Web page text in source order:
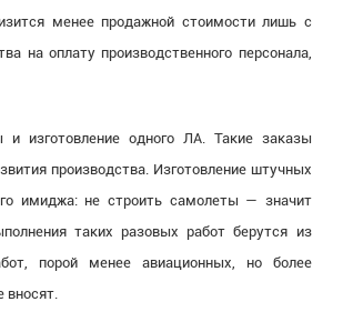
менее продажной стоимости лишь с
на оплату производственного персонала,
и изготовление одного ЛА. Такие заказы
производства. Изготовление штучных
имиджа: не строить самолеты — значит
таких разовых работ берутся из
порой менее авиационных, но более
вносят.